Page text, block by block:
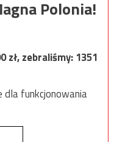
Polonia!
zł, zebraliśmy:1351
funkcjonowania